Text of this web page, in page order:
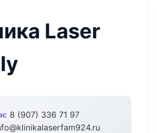
Laser
8 (907) 336 71 97